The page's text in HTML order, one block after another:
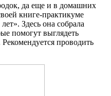
да еще и в домашних
книге-практикуме
Здесь она собрала
помогут выглядеть
проводить